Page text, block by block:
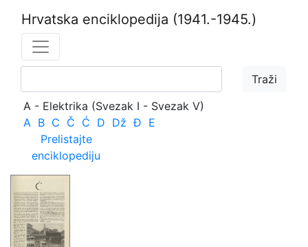
Hrvatska enciklopedija (1941.-1945.)
A - Elektrika (Svezak I - Svezak V)
A B C Č Ć D Dž Đ E
Prelistajte
enciklopediju